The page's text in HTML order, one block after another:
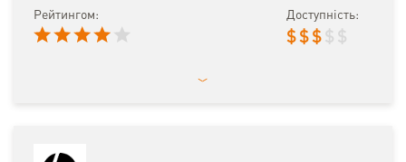
Рейтингом: Доступність:
$ $ $ $ $